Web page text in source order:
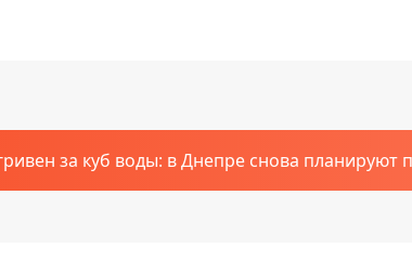
за куб воды: в Днепре снова планируют